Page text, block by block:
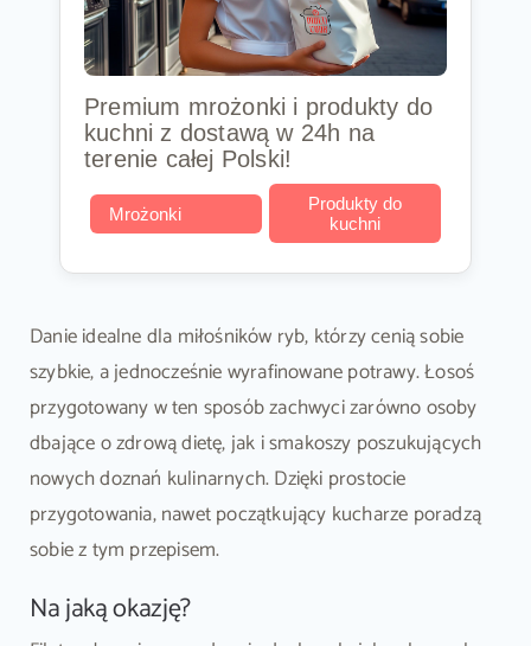
Premium mrożonki i produkty do
kuchni z dostawą w 24h na
terenie całej Polski!
Mrożonki
Produkty do
kuchni
Danie idealne dla miłośników ryb, którzy cenią sobie
szybkie, a jednocześnie wyrafinowane potrawy. Łosoś
przygotowany w ten sposób zachwyci zarówno osoby
dbające o zdrową dietę, jak i smakoszy poszukujących
nowych doznań kulinarnych. Dzięki prostocie
przygotowania, nawet początkujący kucharze poradzą
sobie z tym przepisem.
Na jaką okazję?